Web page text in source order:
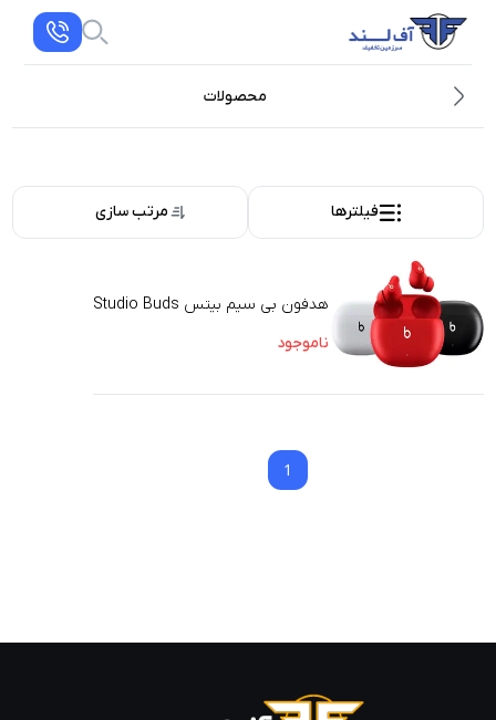
محصولات
فیلترها مرتب سازی
هدفون بی سیم بیتس Studio Buds
ناموجود
11